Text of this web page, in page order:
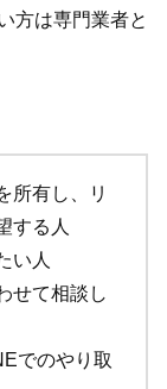
方は専門業者と
所有し、リ
する人
い人
せて相談し
でのやり取